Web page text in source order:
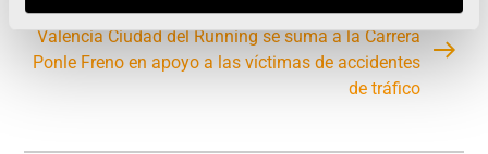
Valencia Ciudad del Running se suma a la Carrera
Ponle Freno en apoyo a las víctimas de accidentes
de tráfico